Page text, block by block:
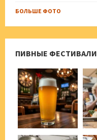
БОЛЬШЕ ФОТО
ПИВНЫЕ ФЕСТИВАЛИ